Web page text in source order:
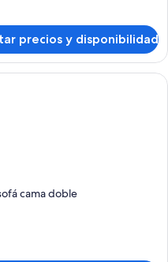
precios y disponibilidad
habitación de hotel moderna
cama doble